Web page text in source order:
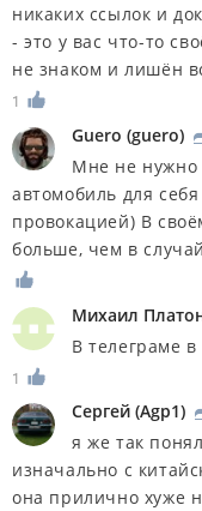
никаких ссылок и
- это у вас что-то
не знаком и лишён
1
Guero (guero)
Мне не нужно
автомобиль для
провокацией) В
больше, чем в
Михаил
В телеграме
1
Сергей (Agp1)
я же так
изначально с
она прилично хуже